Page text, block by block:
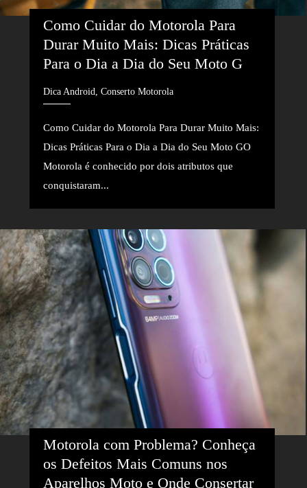
Como Cuidar do Motorola Para
Durar Muito Mais: Dicas Práticas
Para o Dia a Dia do Seu Moto G
Dica Android, Conserto Motorola
Como Cuidar do Motorola Para Durar Muito Mais:
Dicas Práticas Para o Dia a Dia do Seu Moto GO
Motorola é conhecido por dois atributos que
conquistaram...
Motorola com Problema? Conheça
os Defeitos Mais Comuns nos
Aparelhos Moto e Onde Consertar